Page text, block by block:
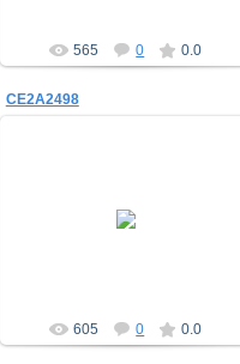
565 0 0.0
CE2A2498
605 0 0.0